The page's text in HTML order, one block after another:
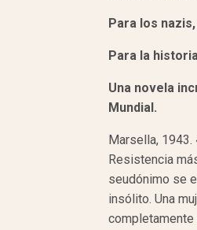
Para los
Para la
Una novela
Mundial.
Marsella,
Resistencia
seudónimo se
insólito. Una
completamente